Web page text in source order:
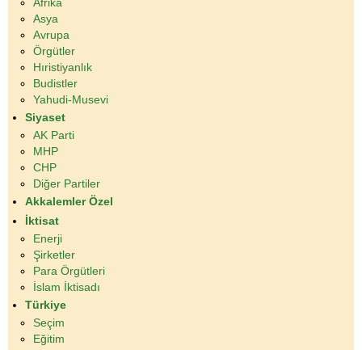
Asya
Avrupa
Örgütler
Hıristiyanlık
Budistler
Yahudi-Musevi
Siyaset
AK Parti
MHP
CHP
Diğer Partiler
Akkalemler Özel
İktisat
Enerji
Şirketler
Para Örgütleri
İslam İktisadı
Türkiye
Seçim
Eğitim